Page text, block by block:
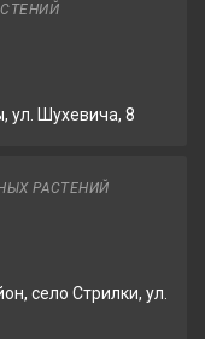
ул. Шухевича, 8
РАСТЕНИЙ
село Стрилки, ул.